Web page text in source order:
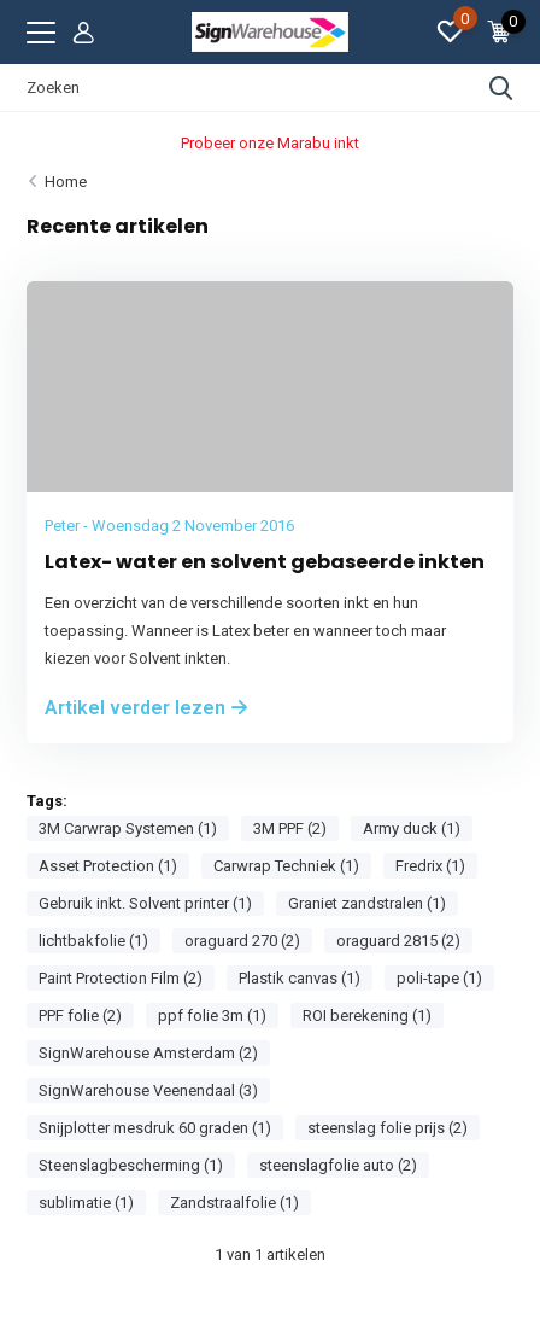
0 0
Probeer onze Marabu inkt
Home
Recente artikelen
Peter - Woensdag 2 November 2016
Latex- water en solvent gebaseerde inkten
Een overzicht van de verschillende soorten inkt en hun
toepassing. Wanneer is Latex beter en wanneer toch maar
kiezen voor Solvent inkten.
Artikel verder lezen
Tags:
3M Carwrap Systemen (1)
3M PPF (2) Army duck (1)
Asset Protection (1) Carwrap Techniek (1) Fredrix (1)
Gebruik inkt. Solvent printer (1) Graniet zandstralen (1)
lichtbakfolie (1) oraguard 270 (2) oraguard 2815 (2)
Paint Protection Film (2) Plastik canvas (1) poli-tape (1)
PPF folie (2) ppf folie 3m (1) ROI berekening (1)
SignWarehouse Amsterdam (2)
SignWarehouse Veenendaal (3)
Snijplotter mesdruk 60 graden (1) steenslag folie prijs (2)
Steenslagbescherming (1) steenslagfolie auto (2)
sublimatie (1) Zandstraalfolie (1)
1 van 1 artikelen